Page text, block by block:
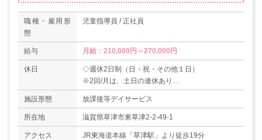
職種・雇用形
態
児童指導員 / 正社員
給与 月給：210,000円～270,000円
休日
◇週休2日制（日・祝・その他１日）
※2回/月は、土日の連休あり
◇有給休暇
＊年間休日数120日
施設形態 放課後等デイサービス
所在地 滋賀県草津市東草津2-2-49-1
アクセス JR東海道本線「草津駅」より徒歩19分